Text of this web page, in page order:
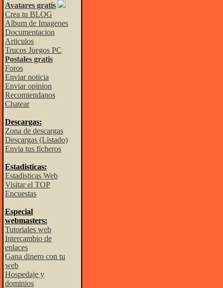
Avatares gratis
Crea tu BLOG
Album de Imagenes
Documentacion
Articulos
Trucos Juegos PC
Postales gratis
Foros
Enviar noticia
Enviar opinion
Recomiendanos
Chatear
Descargas:
Zona de descargas
Descargas (Listado)
Envia tus ficheros
Estadisticas:
Estadisticas Web
Visitar el TOP
Encuestas
Especial
webmasters:
Tutoriales web
Intercambio de
enlaces
Gana dinero con tu
web
Hospedaje y
dominios